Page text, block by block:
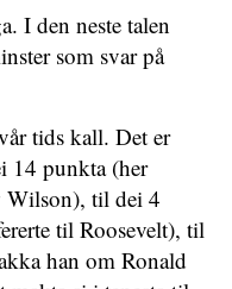
I den neste talen
som svar på
tids kall. Det er
14 punkta (her
Wilson), til dei 4
til Roosevelt), til
han om Ronald